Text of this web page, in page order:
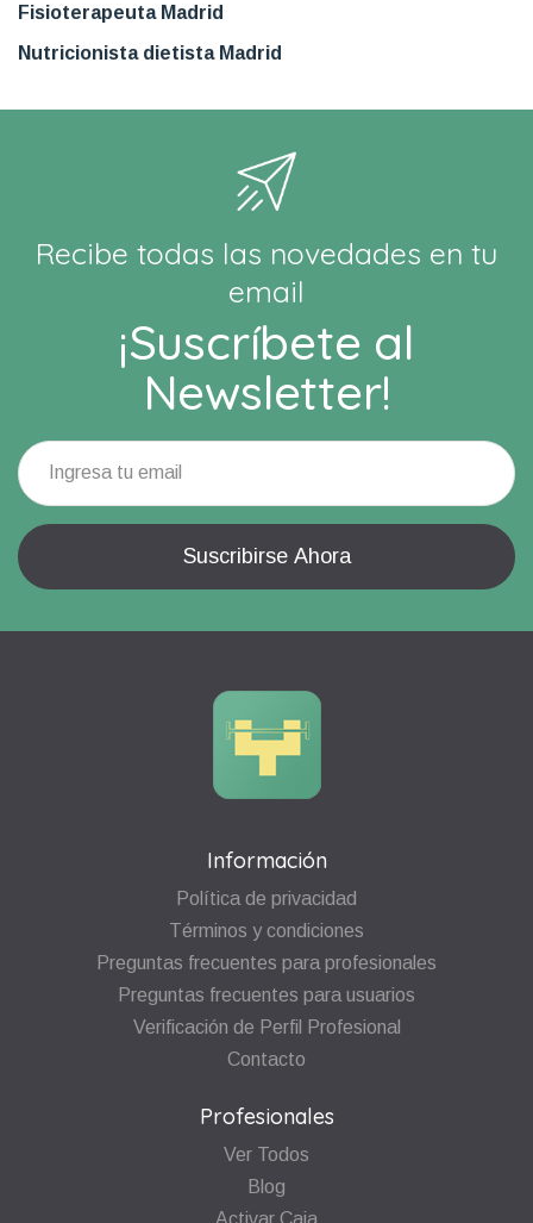
Fisioterapeuta Madrid
Nutricionista dietista Madrid
Recibe todas las novedades en tu
email
¡Suscríbete al
Newsletter!
Información
Política de privacidad
Términos y condiciones
Preguntas frecuentes para profesionales
Preguntas frecuentes para usuarios
Verificación de Perfil Profesional
Contacto
Profesionales
Ver Todos
Blog
Activar Caja